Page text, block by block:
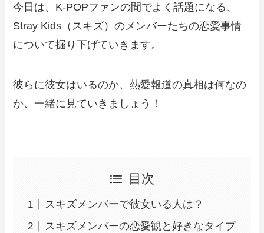
今日は、K-POPファンの間でよく話題になる、
Stray Kids（スキズ）のメンバーたちの恋愛事情
について掘り下げていきます。
彼らに彼女はいるのか、熱愛報道の真相は何なの
か、一緒に見ていきましょう！
目次
スキズメンバーで彼女いる人は？
スキズメンバーの恋愛観と好きなタイプ